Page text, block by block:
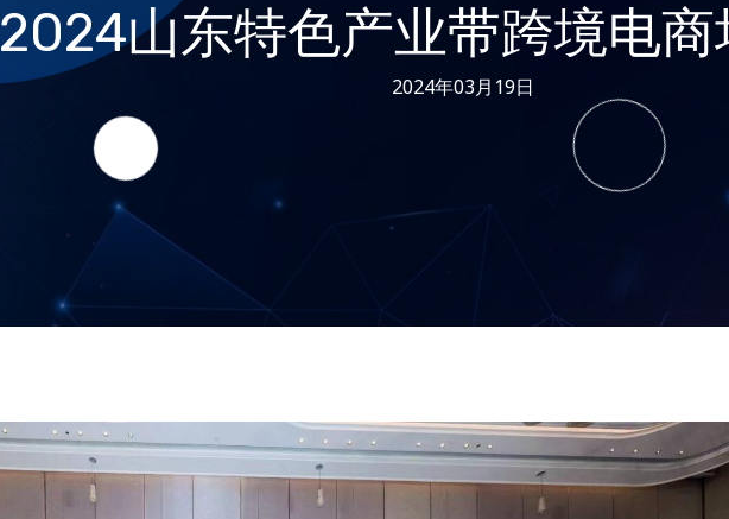
2024山东特色产业带跨境电
2024年03月19日